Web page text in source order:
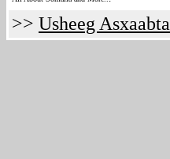
>> Usheeg